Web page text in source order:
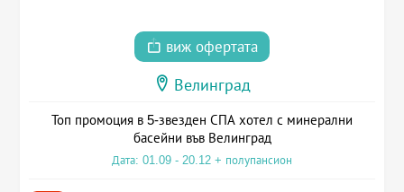
виж офертата
Велинград
Топ промоция в 5-звезден СПА хотел с минерални
басейни във Велинград
Дата: 01.09 - 20.12 + полупансион